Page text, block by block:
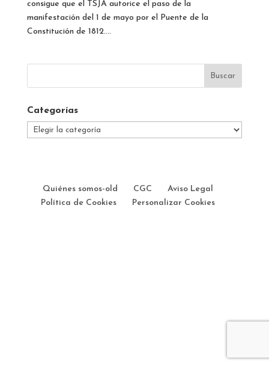
consigue que el TSJA autorice el paso de la
manifestación del 1 de mayo por el Puente de la
Constitución de 1812....
Categorías
Categorías
Quiénes somos-old CGC
Aviso Legal
Política de Cookies
Personalizar Cookies